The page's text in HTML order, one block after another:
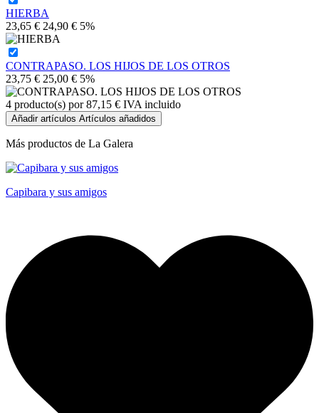
HIERBA
23,65 € 24,90 € 5%
CONTRAPASO. LOS HIJOS DE LOS OTROS
23,75 € 25,00 € 5%
4 producto(s) por 87,15 € IVA incluido
Añadir artículos Artículos añadidos
Más productos de La Galera
Capibara y sus amigos